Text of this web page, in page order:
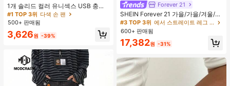
1개 솔리드 컬러 유니섹스 USB 충전
식 휴대용 100단 고풍량 장시간 배터
리 수명 미니 핸드헬드 팬 LCD 디스플
레이 일상용, 여행용
#1 TOP 3위 다색 손 팬
500+ 판매됨
3,626원 -39%
Forever 21
SHEIN Forever 21 가을/가을/겨울/개
학/컨트리 콘서트/콘서트/외출/생일/
할로윈 의상/캐주얼/Y2k/2000년대/
Y2k Y2k/90S/섹시/서양복 여성/보헤
미안/컨트리/클럽/오피스/칵테일/빈
티지/바디콘/레이브 페스티벌/재미있
는/고급스러운/올드 머니/스트리트웨
어/휴가/컨트리 콘서트/직장/단정한/
국경일 새해 파티 외출 시크/베이직/
졸업/할로윈/로우 라이즈 배기 와이드
#3 TOP 3위
에서 스트레이트 레그 레그 데님 팬츠
600+ 판매됨
17,382원 -31%